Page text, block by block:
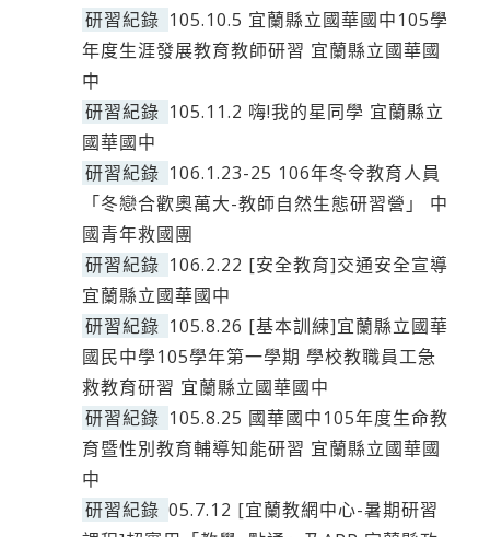
研習紀錄 105.10.5 宜蘭縣立國華國中105學
年度生涯發展教育教師研習 宜蘭縣立國華國
中
研習紀錄 105.11.2 嗨!我的星同學 宜蘭縣立
國華國中
研習紀錄 106.1.23-25 106年冬令教育人員
「冬戀合歡奧萬大-教師自然生態研習營」 中
國青年救國團
研習紀錄 106.2.22 [安全教育]交通安全宣導
宜蘭縣立國華國中
研習紀錄 105.8.26 [基本訓練]宜蘭縣立國華
國民中學105學年第一學期 學校教職員工急
救教育研習 宜蘭縣立國華國中
研習紀錄 105.8.25 國華國中105年度生命教
育暨性別教育輔導知能研習 宜蘭縣立國華國
中
研習紀錄 05.7.12 [宜蘭教網中心-暑期研習